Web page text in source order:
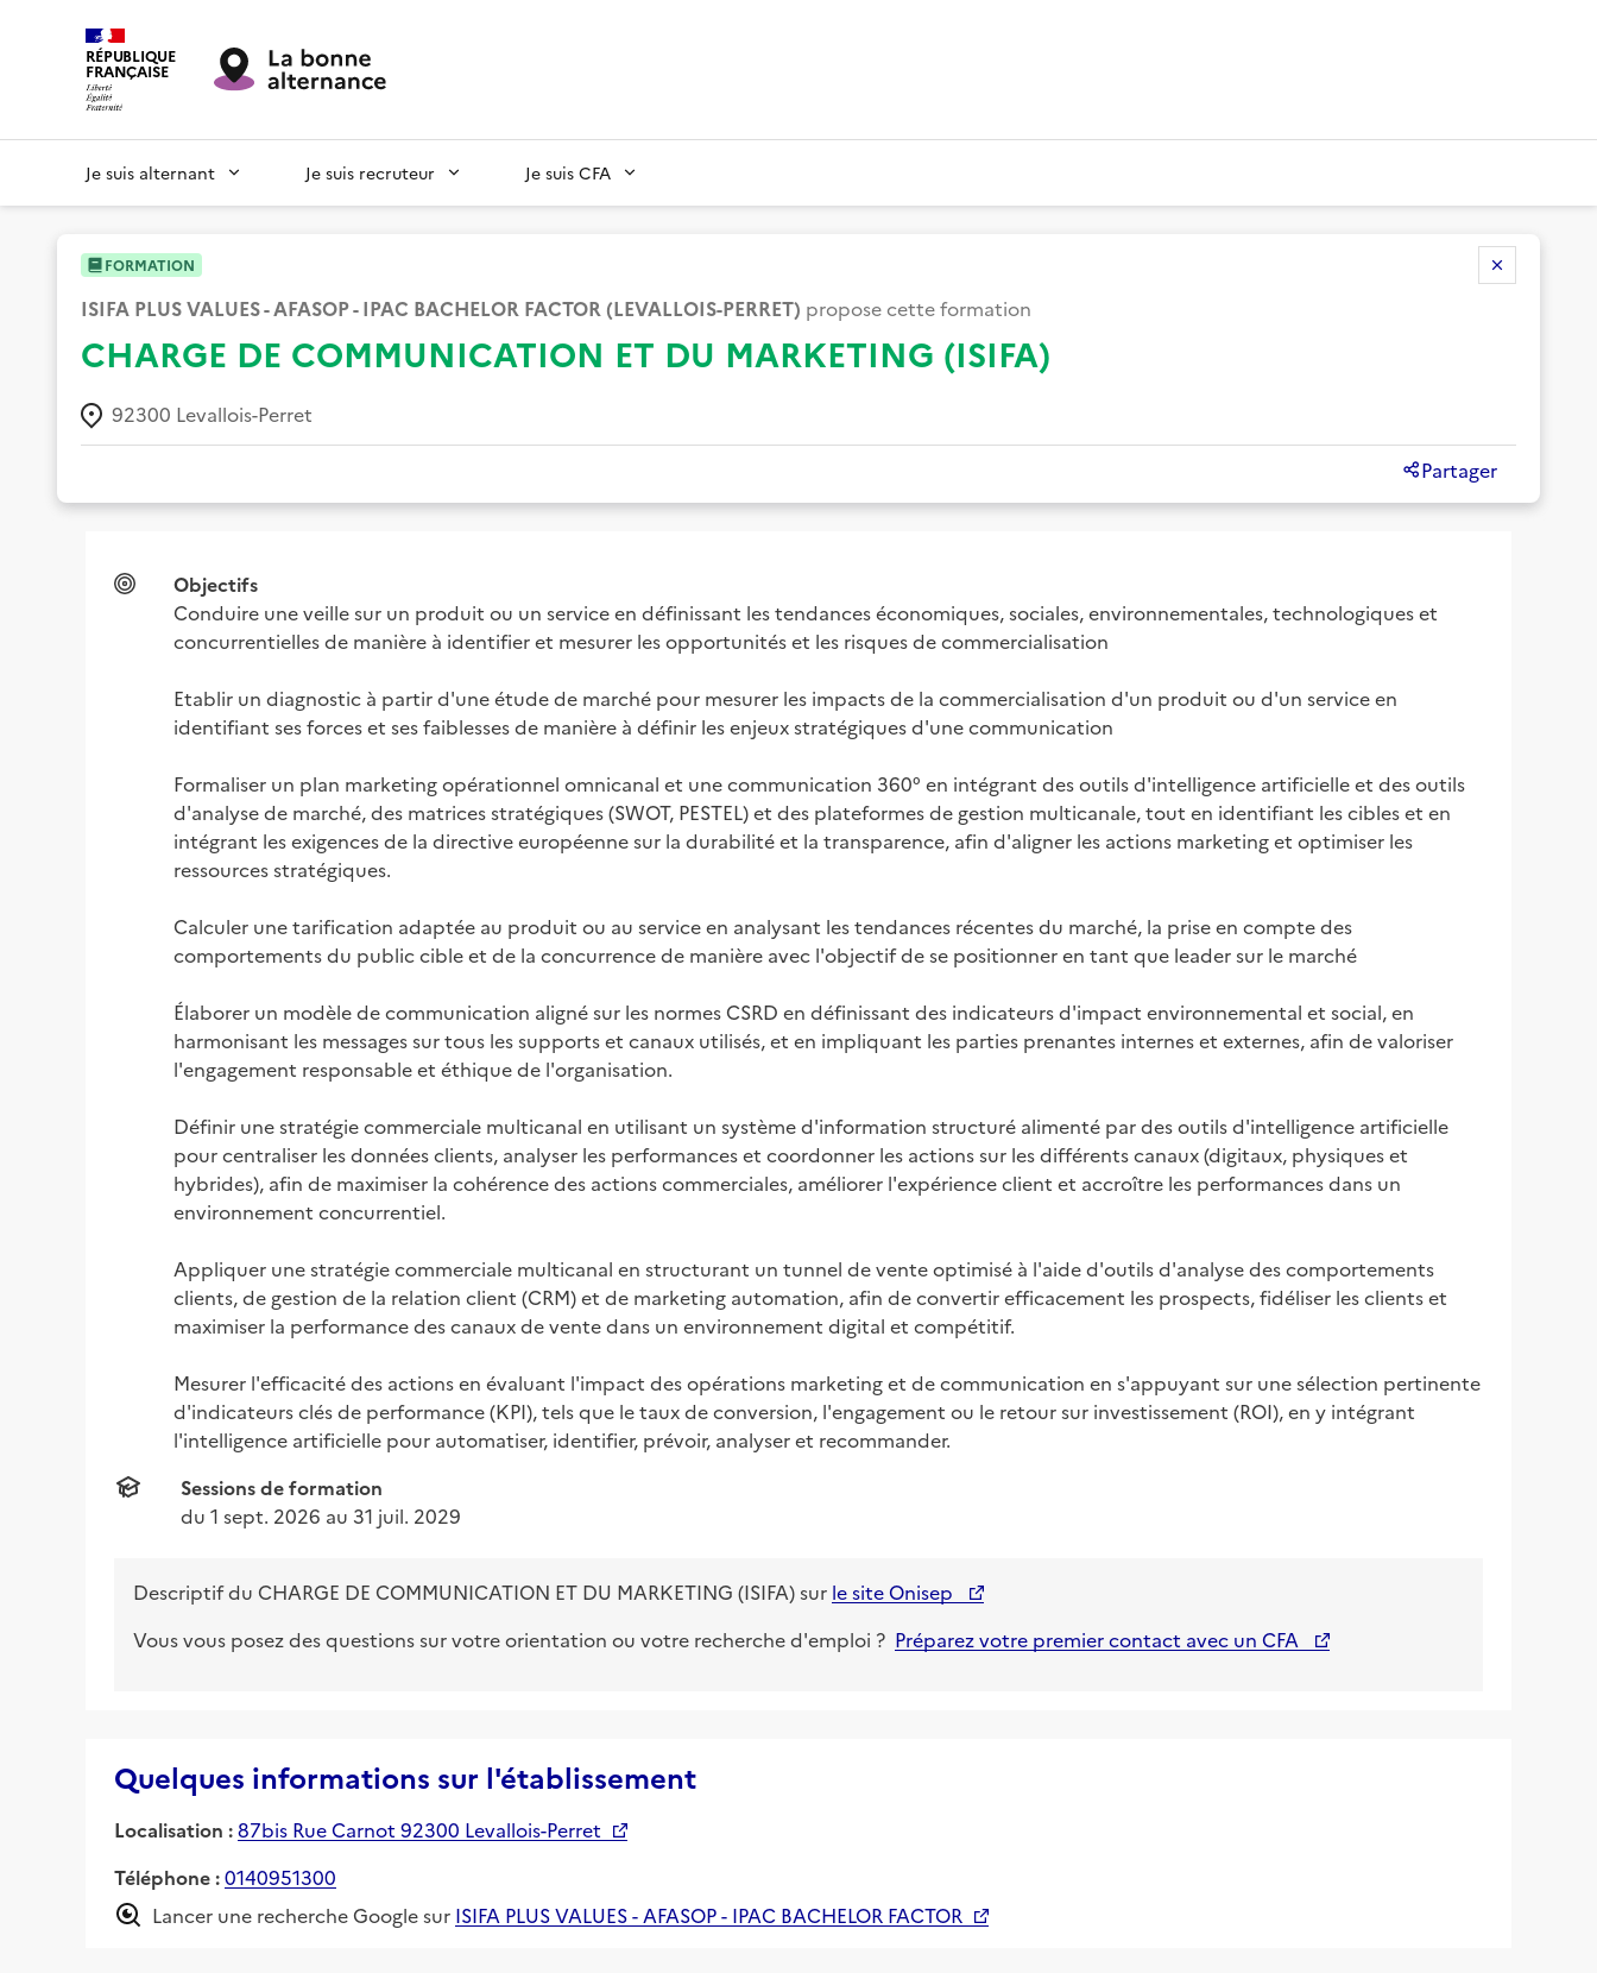
RÉPUBLIQUE
FRANÇAISE
Je suis alternant Je suis recruteur Je suis CFA
FORMATION
ISIFA PLUS VALUES - AFASOP - IPAC BACHELOR FACTOR (LEVALLOIS-PERRET) propose cette formation
CHARGE DE COMMUNICATION ET DU MARKETING (ISIFA)
92300 Levallois-Perret
Partager
Objectifs
Conduire une veille sur un produit ou un service en définissant les tendances économiques, sociales, environnementales, technologiques et
concurrentielles de manière à identifier et mesurer les opportunités et les risques de commercialisation
Etablir un diagnostic à partir d'une étude de marché pour mesurer les impacts de la commercialisation d'un produit ou d'un service en
identifiant ses forces et ses faiblesses de manière à définir les enjeux stratégiques d'une communication
Formaliser un plan marketing opérationnel omnicanal et une communication 360° en intégrant des outils d'intelligence artificielle et des outils
d'analyse de marché, des matrices stratégiques (SWOT, PESTEL) et des plateformes de gestion multicanale, tout en identifiant les cibles et en
intégrant les exigences de la directive européenne sur la durabilité et la transparence, afin d'aligner les actions marketing et optimiser les
ressources stratégiques.
Calculer une tarification adaptée au produit ou au service en analysant les tendances récentes du marché, la prise en compte des
comportements du public cible et de la concurrence de manière avec l'objectif de se positionner en tant que leader sur le marché
Élaborer un modèle de communication aligné sur les normes CSRD en définissant des indicateurs d'impact environnemental et social, en
harmonisant les messages sur tous les supports et canaux utilisés, et en impliquant les parties prenantes internes et externes, afin de valoriser
l'engagement responsable et éthique de l'organisation.
Définir une stratégie commerciale multicanal en utilisant un système d'information structuré alimenté par des outils d'intelligence artificielle
pour centraliser les données clients, analyser les performances et coordonner les actions sur les différents canaux (digitaux, physiques et
hybrides), afin de maximiser la cohérence des actions commerciales, améliorer l'expérience client et accroître les performances dans un
environnement concurrentiel.
Appliquer une stratégie commerciale multicanal en structurant un tunnel de vente optimisé à l'aide d'outils d'analyse des comportements
clients, de gestion de la relation client (CRM) et de marketing automation, afin de convertir efficacement les prospects, fidéliser les clients et
maximiser la performance des canaux de vente dans un environnement digital et compétitif.
Mesurer l'efficacité des actions en évaluant l'impact des opérations marketing et de communication en s'appuyant sur une sélection pertinente
d'indicateurs clés de performance (KPI), tels que le taux de conversion, l'engagement ou le retour sur investissement (ROI), en y intégrant
l'intelligence artificielle pour automatiser, identifier, prévoir, analyser et recommander.
Sessions de formation
du 1 sept. 2026 au 31 juil. 2029
Descriptif du CHARGE DE COMMUNICATION ET DU MARKETING (ISIFA)sur le site Onisep
Vous vous posez des questions sur votre orientation ou votre recherche d'emploi ? Préparez votre premier contact avec un CFA
Quelques informations sur l'établissement
Localisation :87bis Rue Carnot 92300 Levallois-Perret
Téléphone :0140951300
Lancer une recherche Google sur ISIFA PLUS VALUES - AFASOP - IPAC BACHELOR FACTOR